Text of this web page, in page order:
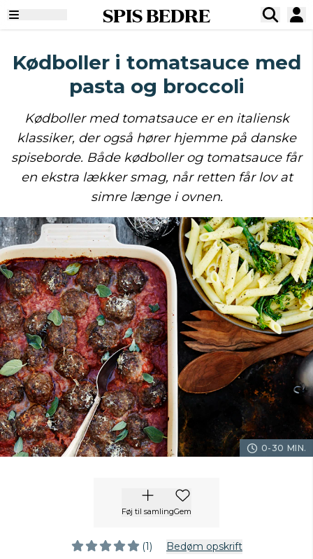
SPIS BEDRE
Kødboller i tomatsauce med
pasta og broccoli
Kødboller med tomatsauce er en italiensk
klassiker, der også hører hjemme på danske
spiseborde. Både kødboller og tomatsauce får
en ekstra lækker smag, når retten får lov at
simre længe i ovnen.
0-30 MIN.
Føj til samlingGem
(1) Bedøm opskrift